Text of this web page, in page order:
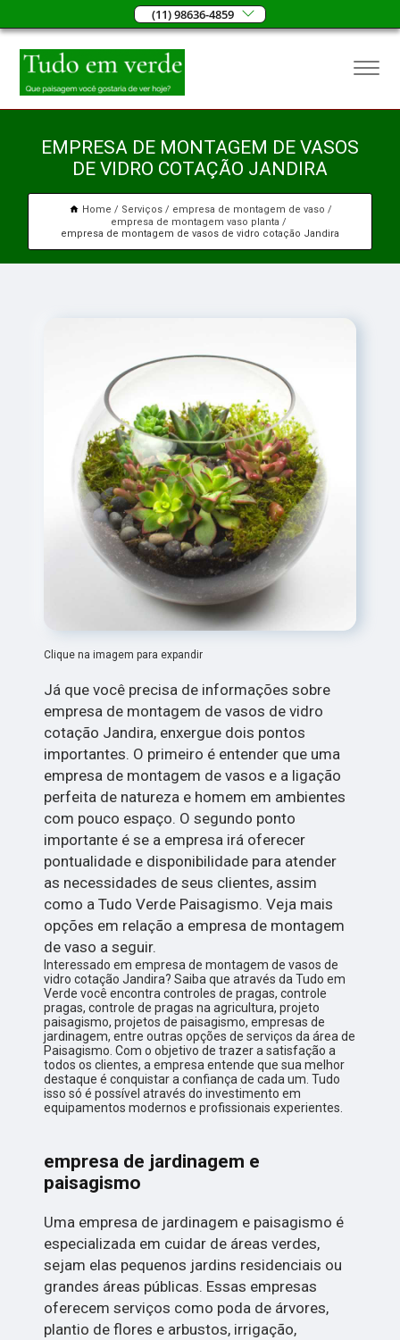
(11) 98636-4859
EMPRESA DE MONTAGEM DE VASOS
DE VIDRO COTAÇÃO JANDIRA
Home Serviços
empresa de montagem de vaso
empresa de montagem vaso planta
empresa de montagem de vasos de vidro cotação Jandira
Clique na imagem para expandir
Já que você precisa de informações sobre
empresa de montagem de vasos de vidro
cotação Jandira, enxergue dois pontos
importantes. O primeiro é entender que uma
empresa de montagem de vasos e a ligação
perfeita de natureza e homem em ambientes
com pouco espaço. O segundo ponto
importante é se a empresa irá oferecer
pontualidade e disponibilidade para atender
as necessidades de seus clientes, assim
como a Tudo Verde Paisagismo. Veja mais
opções em relação a empresa de montagem
de vaso a seguir.
Interessado em empresa de montagem de vasos de
vidro cotação Jandira? Saiba que através da Tudo em
Verde você encontra controles de pragas, controle
pragas, controle de pragas na agricultura, projeto
paisagismo, projetos de paisagismo, empresas de
jardinagem, entre outras opções de serviços da área de
Paisagismo. Com o objetivo de trazer a satisfação a
todos os clientes, a empresa entende que sua melhor
destaque é conquistar a confiança de cada um. Tudo
isso só é possível através do investimento em
equipamentos modernos e profissionais experientes.
empresa de jardinagem e
paisagismo
Uma empresa de jardinagem e paisagismo é
especializada em cuidar de áreas verdes,
sejam elas pequenos jardins residenciais ou
grandes áreas públicas. Essas empresas
oferecem serviços como poda de árvores,
plantio de flores e arbustos, irrigação,